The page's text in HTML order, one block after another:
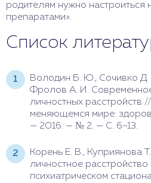
родителям нужно настроиться
препаратами».
Список
Володин Б. Ю., Сочивко Д.
Фролов А. И.
личностных расстройств
меняющемся мире:
— 2016. — № 2. — С. 6–13.
Корень Е. В., Куприянова
личностное расстройство
психиатрическом